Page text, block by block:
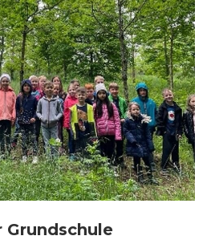
Grundschule